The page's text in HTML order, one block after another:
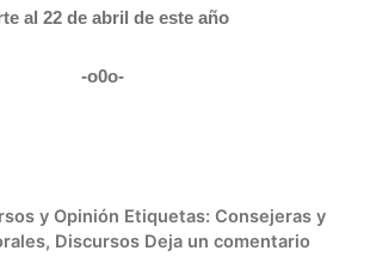
al 22 de abril de este año
-o0o-
y Opinión Etiquetas: Consejeras y
, Discursos Deja un comentario